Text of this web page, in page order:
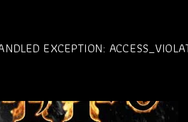
EXCEPTION: